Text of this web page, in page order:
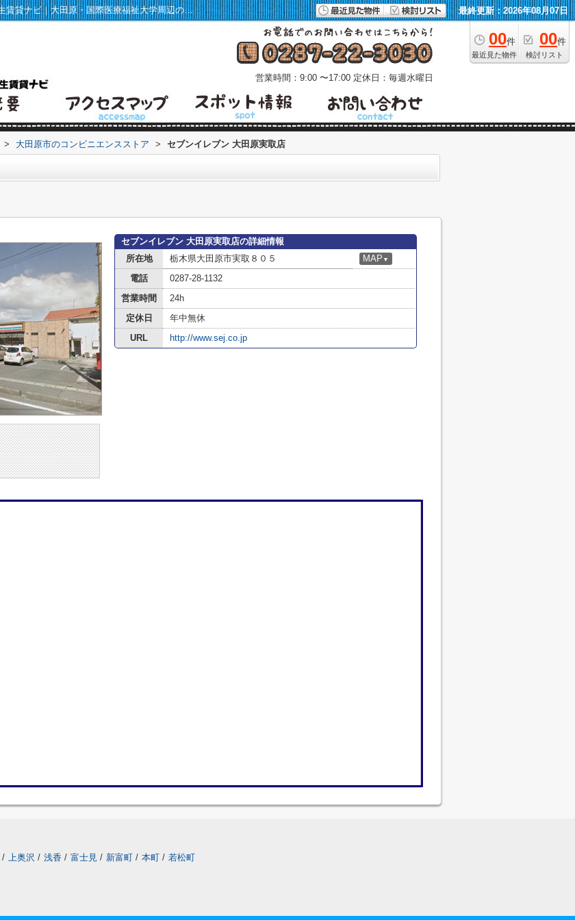
セブンイレブン 大田原実取店情報ページ｜福祉大学生賃貸ナビ｜大田原・国際医療福祉大学周辺の賃貸マンション・アパート情報 最終更新：2026年08月07日
00件
最近見た物件
00件
検討リスト
営業時間：9:00 〜17:00 定休日：毎週水曜日
> 大田原市のコンビニエンスストア > セブンイレブン 大田原実取店
セブンイレブン 大田原実取店の詳細情報
所在地
栃木県大田原市実取８０５ MAP ▼
電話
0287-28-1132
営業時間
24h
定休日
年中無休
URL
http://www.sej.co.jp
/ 上奥沢 / 浅香 / 富士見 / 新富町 / 本町 / 若松町